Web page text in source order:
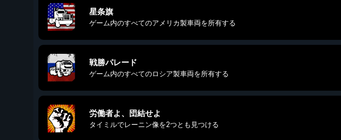
星条旗
ゲーム内のすべてのアメリカ製車両を所有する
戦勝パレード
ゲーム内のすべてのロシア製車両を所有する
労働者よ、団結せよ
タイミルでレーニン像を2つとも見つける